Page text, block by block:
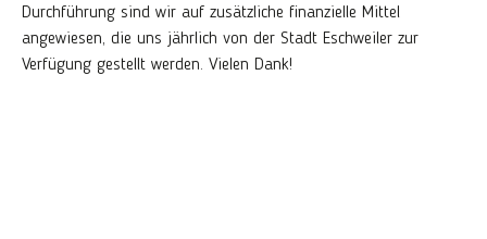
Durchführung sind wir auf zusätzliche finanzielle Mittel
angewiesen, die uns jährlich von der Stadt Eschweiler zur
Verfügung gestellt werden. Vielen Dank!